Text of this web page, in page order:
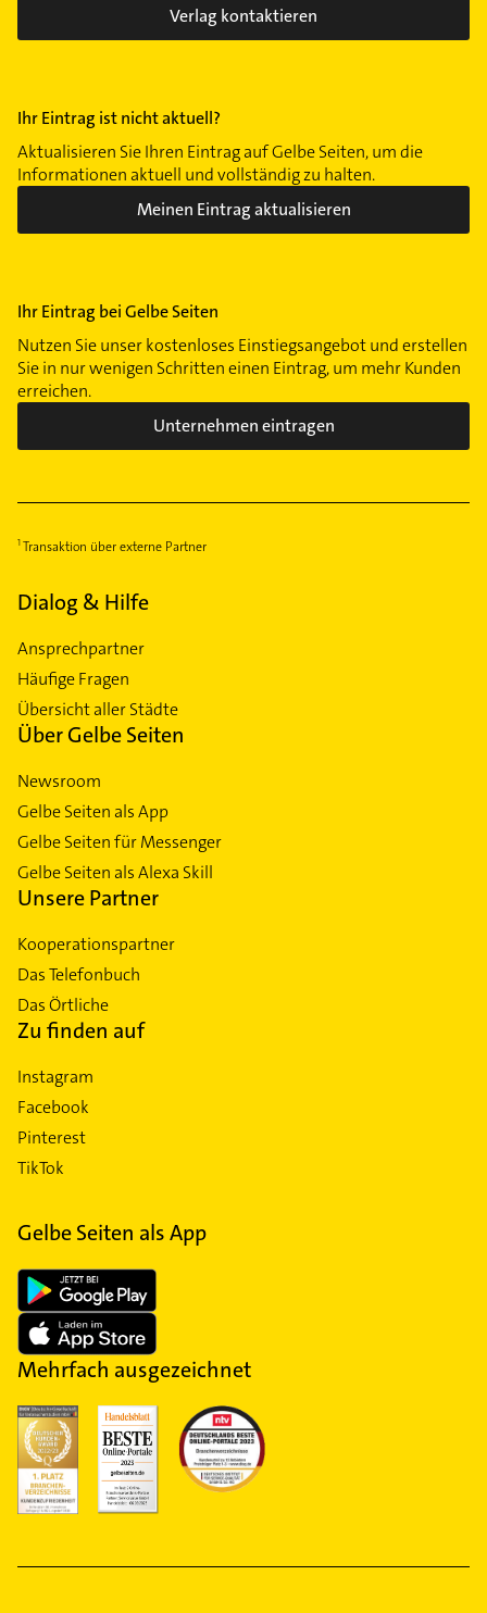
Verlag kontaktieren
Ihr Eintrag ist nicht aktuell?
Aktualisieren Sie Ihren Eintrag auf Gelbe Seiten, um die
Informationen aktuell und vollständig zu halten.
Meinen Eintrag aktualisieren
Ihr Eintrag bei Gelbe Seiten
Nutzen Sie unser kostenloses Einstiegsangebot und erstellen
Sie in nur wenigen Schritten einen Eintrag, um mehr Kunden
erreichen.
Unternehmen eintragen
Transaktion über externe Partner
Dialog & Hilfe
Ansprechpartner
Häufige Fragen
Übersicht aller Städte
Über Gelbe Seiten
Newsroom
Gelbe Seiten als App
Gelbe Seiten für Messenger
Gelbe Seiten als Alexa Skill
Unsere Partner
Kooperationspartner
Das Telefonbuch
Das Örtliche
Zu finden auf
Instagram
Facebook
Pinterest
TikTok
Gelbe Seiten als App
Mehrfach ausgezeichnet